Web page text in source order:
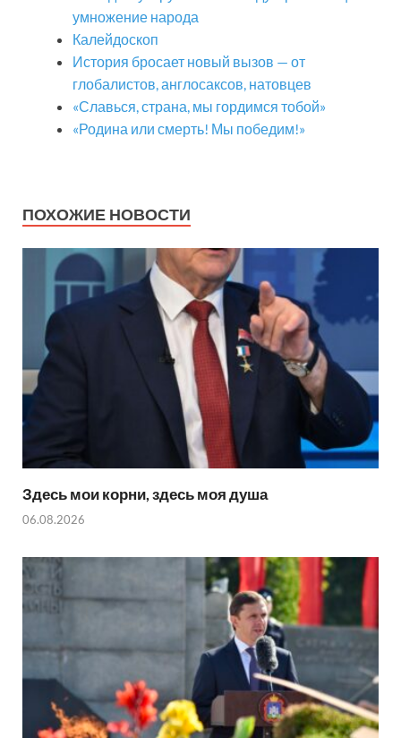
умножение народа
Калейдоскоп
История бросает новый вызов — от
глобалистов, англосаксов, натовцев
«Славься, страна, мы гордимся тобой»
«Родина или смерть! Мы победим!»
ПОХОЖИЕ НОВОСТИ
Здесь мои корни, здесь моя душа
06.08.2026